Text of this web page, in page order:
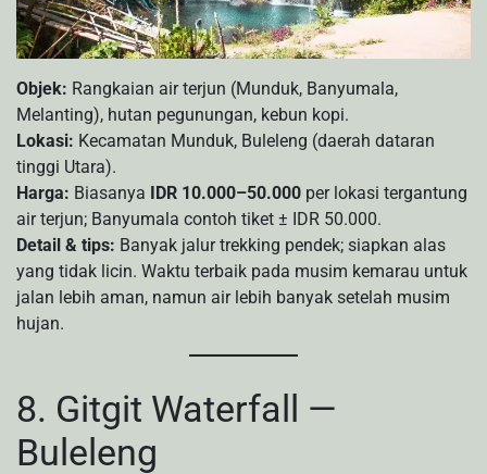
Objek: Rangkaian air terjun (Munduk, Banyumala,
Melanting), hutan pegunungan, kebun kopi.
Lokasi: Kecamatan Munduk, Buleleng (daerah dataran
tinggi Utara).
Harga: Biasanya IDR 10.000–50.000 per lokasi tergantung
air terjun; Banyumala contoh tiket ± IDR 50.000.
Detail & tips: Banyak jalur trekking pendek; siapkan alas
yang tidak licin. Waktu terbaik pada musim kemarau untuk
jalan lebih aman, namun air lebih banyak setelah musim
hujan.
8. Gitgit Waterfall —
Buleleng